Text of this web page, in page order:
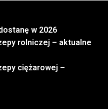
w 2026
rolniczej – aktualne
ciężarowej –